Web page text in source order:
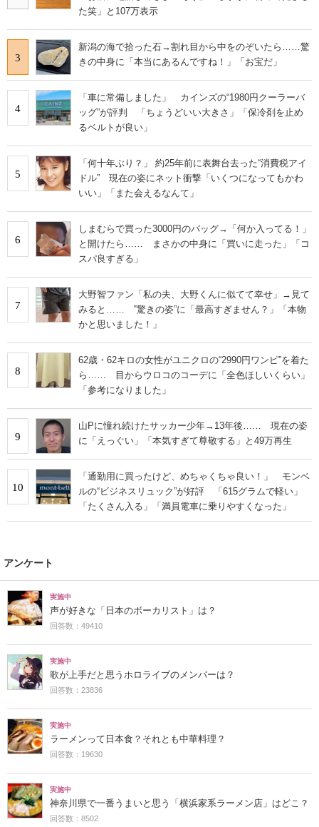
た笑」と107万表示
3
新潟の海で拾った石→割れ目から中をのぞいたら……驚
きの中身に「本当にあるんですね！」「お宝だ」
4
「車に常備しました」 カインズの“1980円クーラーバ
ッグ”が評判 「ちょうどいい大きさ」「保冷剤を止め
るベルトが良い」
5
「何十年ぶり？」 約25年前に表舞台去った“消費税アイ
ドル” 現在の姿にネット衝撃「いくつになってもかわ
いい」「また会えるなんて」
6
しまむらで買った3000円のバッグ→「何か入ってる！」
と開けたら…… まさかの中身に「買いに走った」「コ
スパ良すぎる」
7
大野智ファン「私の夫、大野くんに似てて幸せ」→見て
みると…… ‟驚きの姿”に「最高すぎません？」「本物
かと思いました！」
8
62歳・62キロの女性がユニクロの“2990円ワンピ”を着た
ら…… 目からウロコのコーデに「全色ほしいくらい」
「参考になりました」
9
山Pに憧れ続けたサッカー少年→13年後…… 現在の姿
に「えっぐい」「本気すぎて尊敬する」と49万再生
10
「通勤用に買ったけど、めちゃくちゃ良い！」 モンベ
ルの“ビジネスリュック”が好評 「615グラムで軽い」
「たくさん入る」「満員電車に乗りやすくなった」
アンケート
実施中
声が好きな「日本のボーカリスト」は？
回答数：49410
実施中
歌が上手だと思うホロライブのメンバーは？
回答数：23836
実施中
ラーメンって日本食？それとも中華料理？
回答数：19630
実施中
神奈川県で一番うまいと思う「横浜家系ラーメン店」はどこ？
回答数：8502